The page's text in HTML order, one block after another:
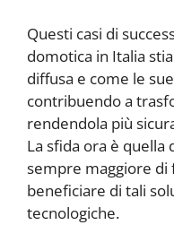
Questi casi di
domotica in Italia
diffusa e come le
contribuendo a
rendendola più
La sfida ora è
sempre maggiore di
beneficiare di tali
tecnologiche.